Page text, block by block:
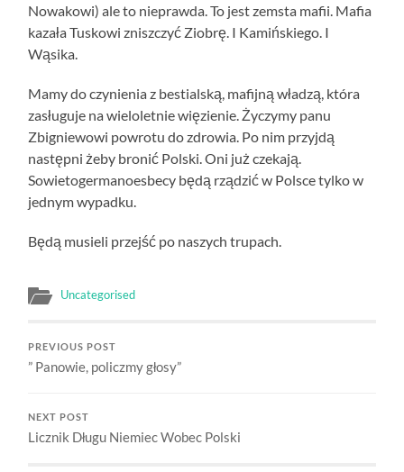
Nowakowi) ale to nieprawda. To jest zemsta mafii. Mafia
kazała Tuskowi zniszczyć Ziobrę. I Kamińskiego. I
Wąsika.
Mamy do czynienia z bestialską, mafijną władzą, która
zasługuje na wieloletnie więzienie. Życzymy panu
Zbigniewowi powrotu do zdrowia. Po nim przyjdą
następni żeby bronić Polski. Oni już czekają.
Sowietogermanoesbecy będą rządzić w Polsce tylko w
jednym wypadku.
Będą musieli przejść po naszych trupach.
Uncategorised
PREVIOUS POST
” Panowie, policzmy głosy”
NEXT POST
Licznik Długu Niemiec Wobec Polski